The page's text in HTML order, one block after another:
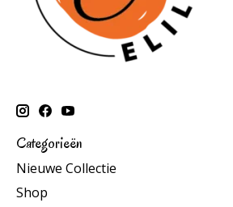
Categorieën
Nieuwe Collectie
Shop